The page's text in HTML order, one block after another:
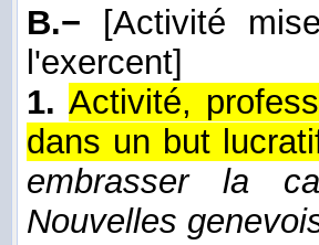
B.−
[Activité
l'exercent]
1. Activité,
dans un but
embrasser la
Nouvelles